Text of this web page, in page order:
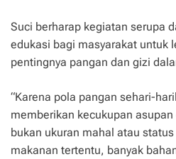
Suci berharap kegiatan serupa
edukasi bagi masyarakat untuk
pentingnya pangan dan gizi
“Karena pola pangan sehari-
memberikan kecukupan
bukan ukuran mahal atau
makanan tertentu, banyak